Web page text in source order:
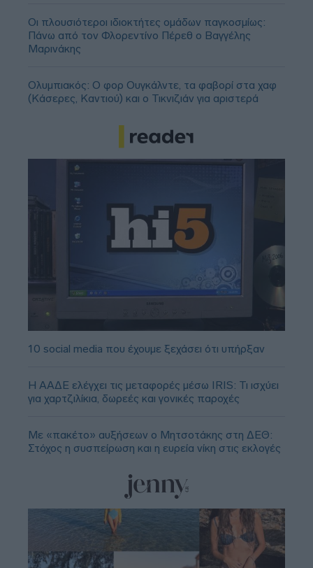
Οι πλουσιότεροι ιδιοκτήτες ομάδων παγκοσμίως:
Πάνω από τον Φλορεντίνο Πέρεθ ο Βαγγέλης
Μαρινάκης
Ολυμπιακός: Ο φορ Ουγκάλντε, τα φαβορί στα χαφ
(Κάσερες, Καντιού) και ο Τικνιζιάν για αριστερά
10 social media που έχουμε ξεχάσει ότι υπήρξαν
Η ΑΑΔΕ ελέγχει τις μεταφορές μέσω IRIS: Τι ισχύει
για χαρτζιλίκια, δωρεές και γονικές παροχές
Με «πακέτο» αυξήσεων ο Μητσοτάκης στη ΔΕΘ:
Στόχος η συσπείρωση και η ευρεία νίκη στις εκλογές